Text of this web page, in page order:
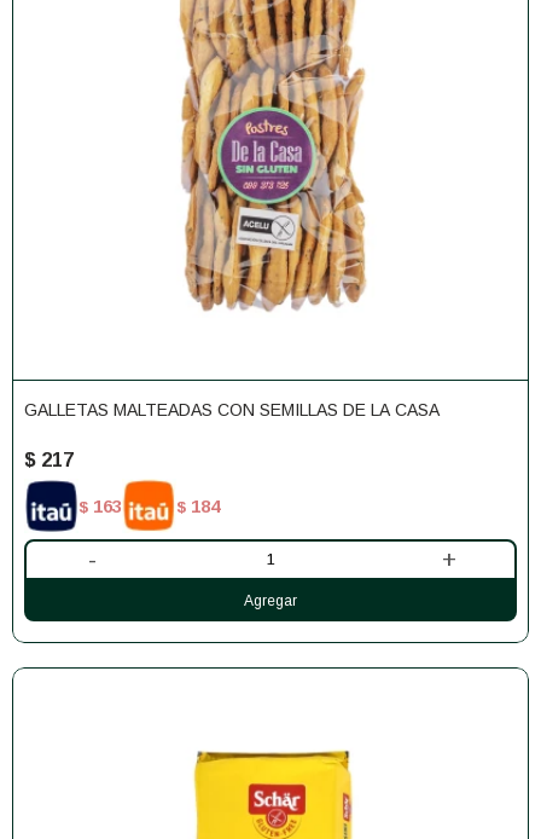
GALLETAS MALTEADAS CON SEMILLAS DE LA CASA
$ 217
$ 163 $ 184
- +